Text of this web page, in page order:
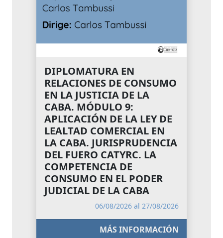
DIPLOMATURA EN
RELACIONES DE CONSUMO
EN LA JUSTICIA DE LA
CABA. MÓDULO 9:
APLICACIÓN DE LA LEY DE
LEALTAD COMERCIAL EN
LA CABA. JURISPRUDENCIA
DEL FUERO CATYRC. LA
COMPETENCIA DE
CONSUMO EN EL PODER
JUDICIAL DE LA CABA
06/08/2026 al 27/08/2026
MÁS INFORMACIÓN